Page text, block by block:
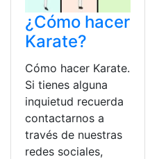
¿Cómo hacer
Karate?
Cómo hacer Karate.
Si tienes alguna
inquietud recuerda
contactarnos a
través de nuestras
redes sociales,